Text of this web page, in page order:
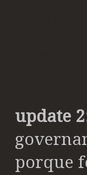
update
porque